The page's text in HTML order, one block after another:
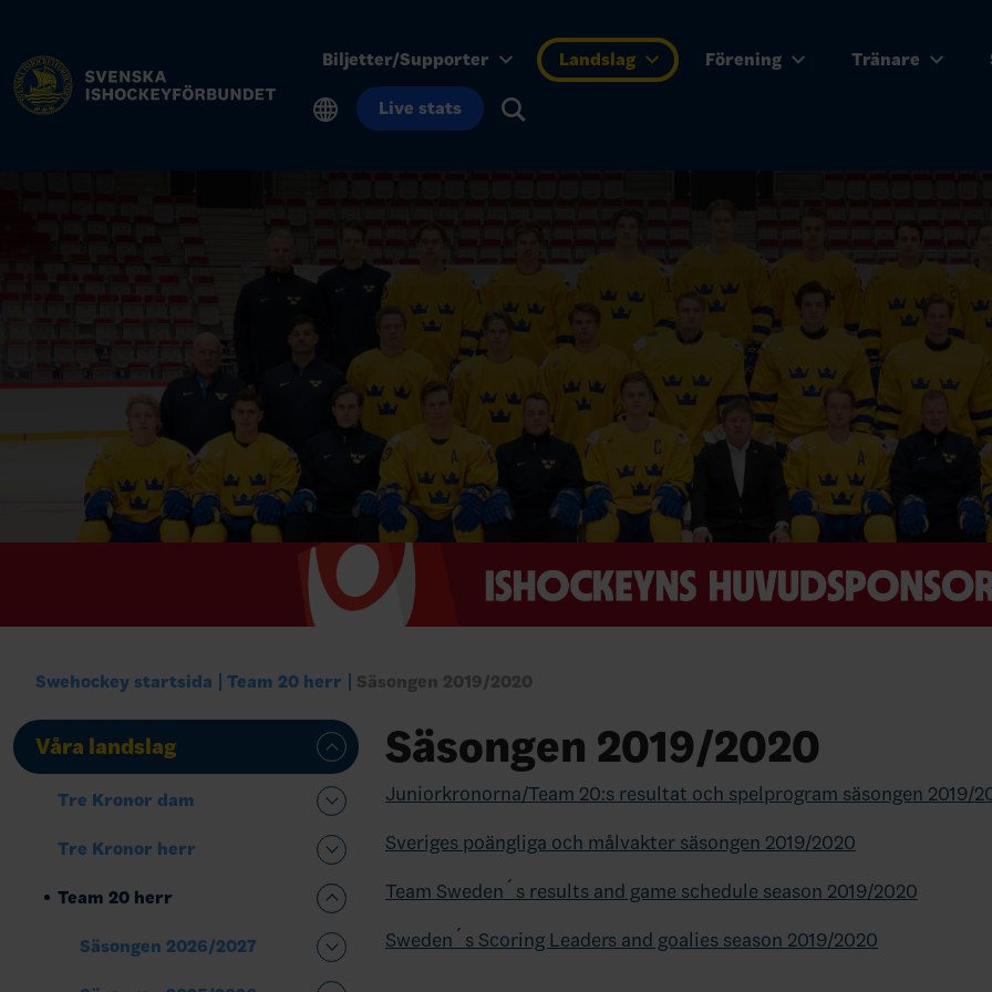
Biljetter/Supporter Landslag Förening Tränare
Live stats
Swehockey startsida Team 20 herr Säsongen 2019/2020
Våra landslag
Tre Kronor dam
Tre Kronor herr
Team 20 herr
Säsongen 2026/2027
Säsongen 2019/2020
Juniorkronorna/Team 20:s resultat och spelprogram säsongen 2019/
Sveriges poängliga och målvakter säsongen 2019/2020
Team Sweden´s results and game schedule season 2019/2020
Sweden´s Scoring Leaders and goalies season 2019/2020